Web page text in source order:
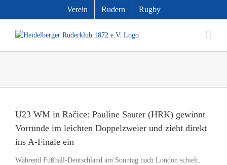
Verein Rudern Rugby
Bild
U23 WM in Račice: Pauline Sauter (HRK) gewinnt
Vorrunde im leichten Doppelzweier und zieht direkt
ins A-Finale ein
Während Fußball-Deutschland am Sonntag nach London schielt,